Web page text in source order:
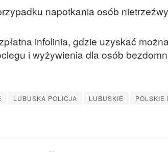
napotkania osób
infolinia, gdzie uzyskać
i wyżywienia dla osób
LUBUSKA POLICJA LUBUSKIE
POLSKIE